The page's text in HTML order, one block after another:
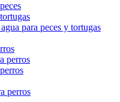
para peces y tortugas
perros
perros